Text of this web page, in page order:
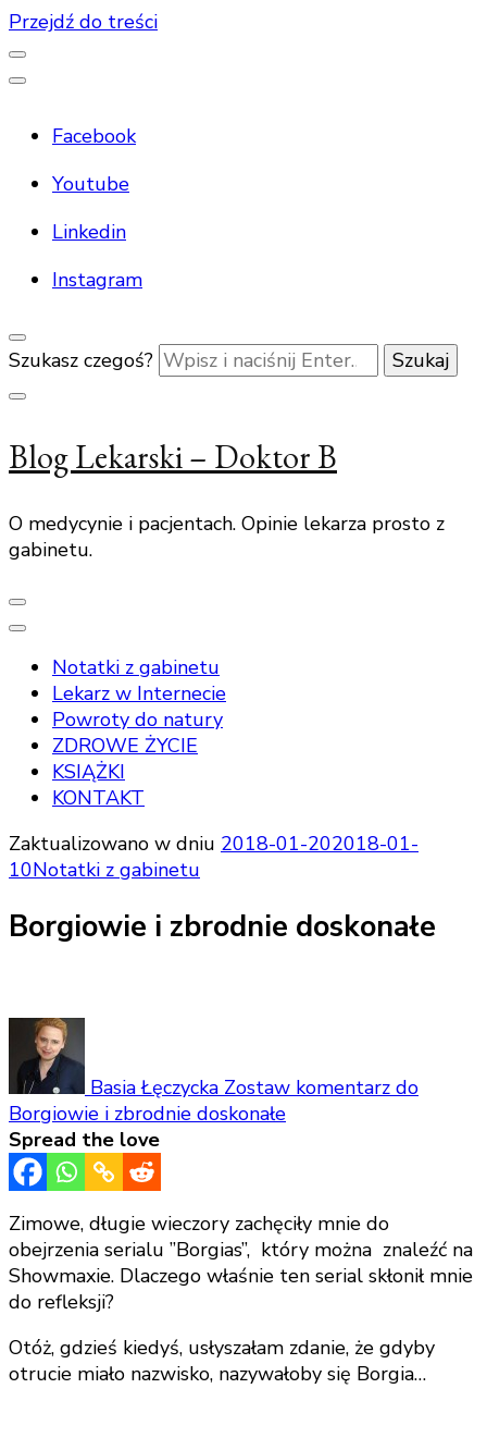
Przejdź do treści
Facebook
Youtube
Linkedin
Instagram
Szukasz czegoś?
Blog Lekarski – Doktor B
O medycynie i pacjentach. Opinie lekarza prosto z
gabinetu.
Notatki z gabinetu
Lekarz w Internecie
Powroty do natury
ZDROWE ŻYCIE
KSIĄŻKI
KONTAKT
Zaktualizowano w dniu 2018-01-202018-01-
10Notatki z gabinetu
Borgiowie i zbrodnie doskonałe
Basia Łęczycka Zostaw komentarz do
Borgiowie i zbrodnie doskonałe
Spread the love
Zimowe, długie wieczory zachęciły mnie do
obejrzenia serialu ”Borgias”, który można znaleźć na
Showmaxie. Dlaczego właśnie ten serial skłonił mnie
do refleksji?
Otóż, gdzieś kiedyś, usłyszałam zdanie, że gdyby
otrucie miało nazwisko, nazywałoby się Borgia…